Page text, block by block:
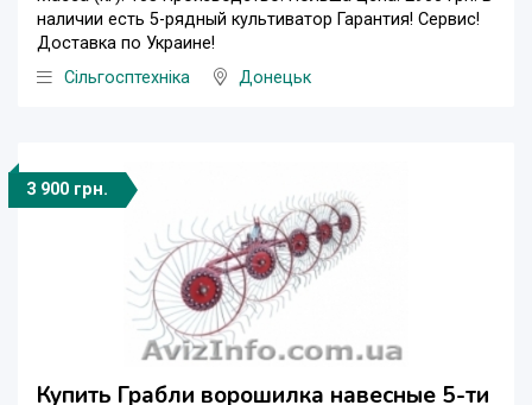
наличии есть 5-рядный культиватор Гарантия! Сервис!
Доставка по Украине!
Сільгосптехніка
Донецьк
3 900 грн.
Купить Грабли ворошилка навесные 5-ти